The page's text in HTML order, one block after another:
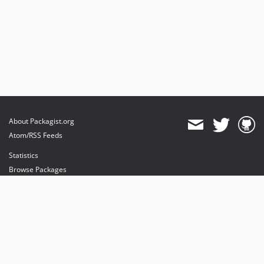
About Packagist.org
Atom/RSS Feeds
Statistics
Browse Packages